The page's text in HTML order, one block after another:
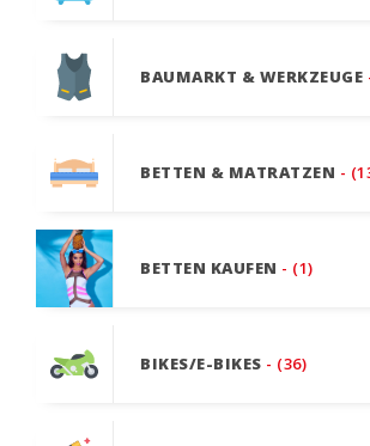
BAUMARKT & WERKZEUGE
BETTEN & MATRATZEN -
BETTEN KAUFEN - (1)
BIKES/E-BIKES - (36)